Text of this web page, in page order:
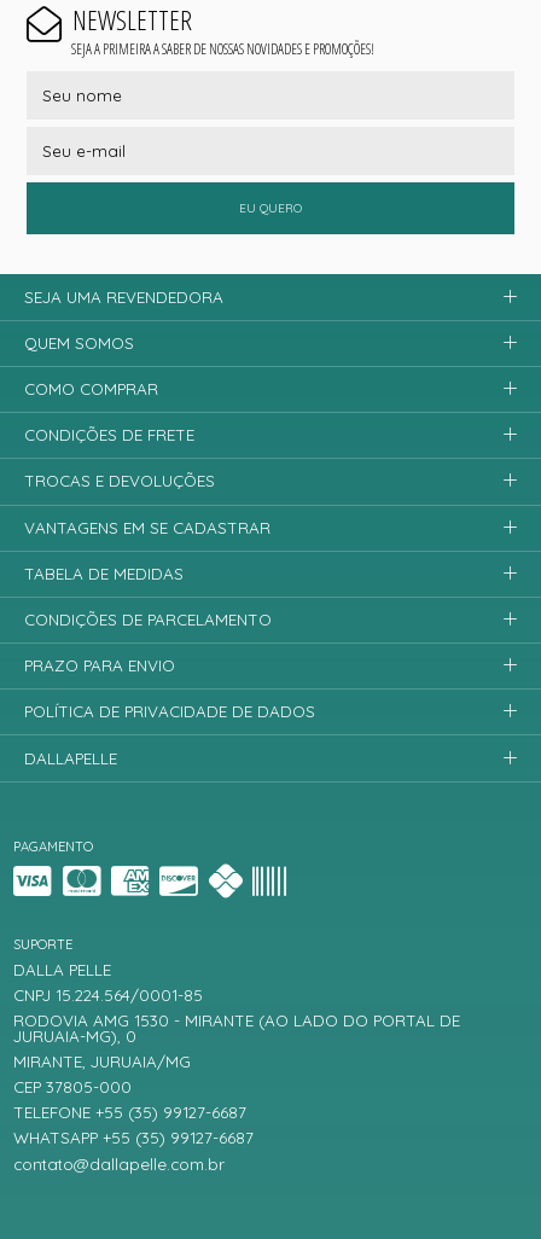
NEWSLETTER
SEJA A PRIMEIRA A SABER DE NOSSAS NOVIDADES E PROMOÇÕES!
EU QUERO
PAGAMENTO
SUPORTE
DALLA PELLE
CNPJ 15.224.564/0001-85
RODOVIA AMG 1530 - MIRANTE (AO LADO DO PORTAL DE
JURUAIA-MG), 0
MIRANTE, JURUAIA/MG
CEP 37805-000
TELEFONE +55 (35) 99127-6687
WHATSAPP +55 (35) 99127-6687
contato@dallapelle.com.br
SEJA UMA REVENDEDORA
QUEM SOMOS
COMO COMPRAR
CONDIÇÕES DE FRETE
TROCAS E DEVOLUÇÕES
VANTAGENS EM SE CADASTRAR
TABELA DE MEDIDAS
CONDIÇÕES DE PARCELAMENTO
PRAZO PARA ENVIO
POLÍTICA DE PRIVACIDADE DE DADOS
DALLAPELLE